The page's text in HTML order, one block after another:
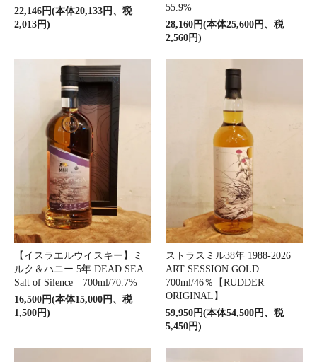
22,146円(本体20,133円、税
2,013円)
55.9%
28,160円(本体25,600円、税
2,560円)
【イスラエルウイスキー】ミ
ルク＆ハニー 5年 DEAD SEA
Salt of Silence 700ml/70.7%
16,500円(本体15,000円、税
1,500円)
ストラスミル38年 1988‐2026
ART SESSION GOLD
700ml/46％【RUDDER
ORIGINAL】
59,950円(本体54,500円、税
5,450円)